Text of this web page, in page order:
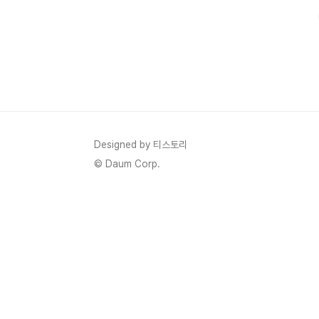
으로 선명하고 생생한 화면을 제공하며, 1~120Hz의 가변
Designed by 티스토리
© Daum Corp.